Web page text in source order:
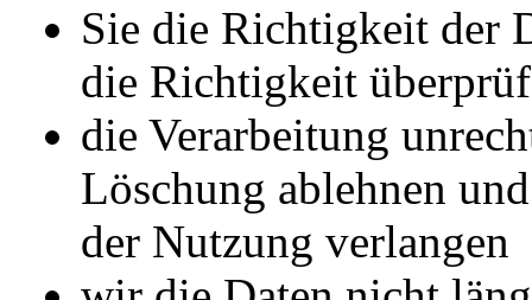
Sie die Richtigkeit der
die Richtigkeit
die Verarbeitung
Löschung ablehnen
der Nutzung verlangen